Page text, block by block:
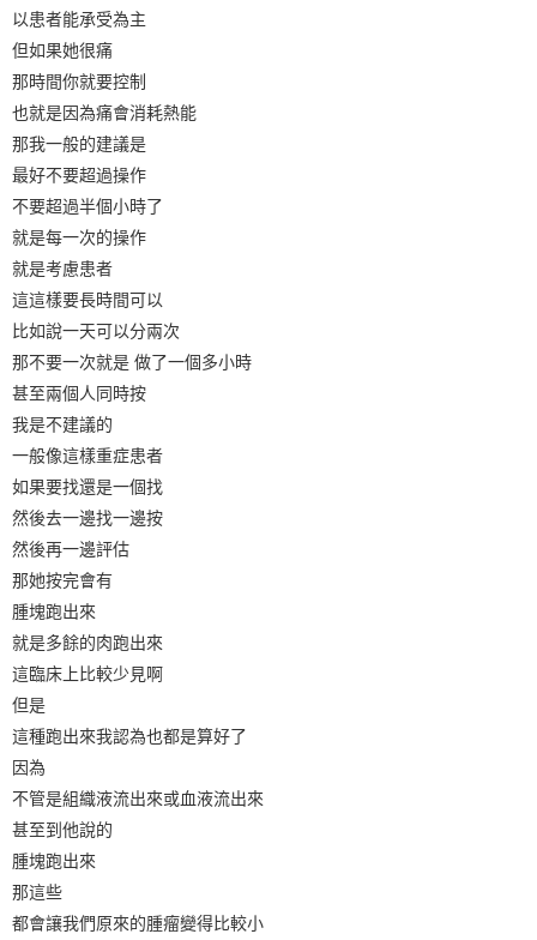
以患者能承受為主
但如果她很痛
那時間你就要控制
也就是因為痛會消耗熱能
那我一般的建議是
最好不要超過操作
不要超過半個小時了
就是每一次的操作
就是考慮患者
這這樣要長時間可以
比如說一天可以分兩次
那不要一次就是 做了一個多小時
甚至兩個人同時按
我是不建議的
一般像這樣重症患者
如果要找還是一個找
然後去一邊找一邊按
然後再一邊評估
那她按完會有
腫塊跑出來
就是多餘的肉跑出來
這臨床上比較少見啊
但是
這種跑出來我認為也都是算好了
因為
不管是組織液流出來或血液流出來
甚至到他說的
腫塊跑出來
那這些
都會讓我們原來的腫瘤變得比較小